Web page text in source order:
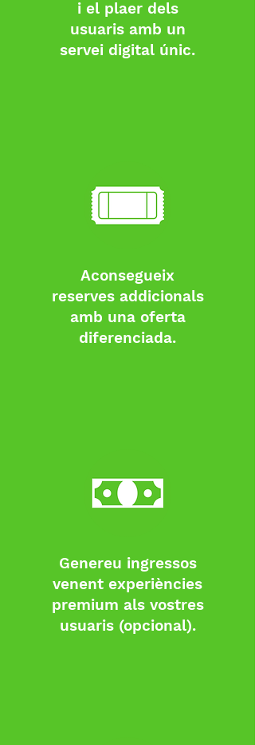
i el plaer dels
usuaris amb un
servei digital únic.
Aconsegueix
reserves addicionals
amb una oferta
diferenciada.
Genereu ingressos
venent experiències
premium als vostres
usuaris (opcional).